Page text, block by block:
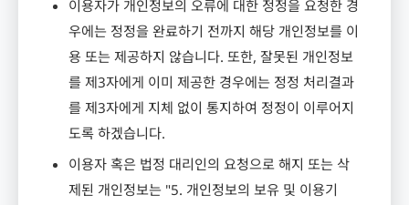
이용자가 개인정보의 오류에 대한 정정을 요청한 경
우에는 정정을 완료하기 전까지 해당 개인정보를 이
용 또는 제공하지 않습니다. 또한, 잘못된 개인정보
를 제3자에게 이미 제공한 경우에는 정정 처리결과
를 제3자에게 지체 없이 통지하여 정정이 이루어지
도록 하겠습니다.
이용자 혹은 법정 대리인의 요청으로 해지 또는 삭
제된 개인정보는 "5. 개인정보의 보유 및 이용기